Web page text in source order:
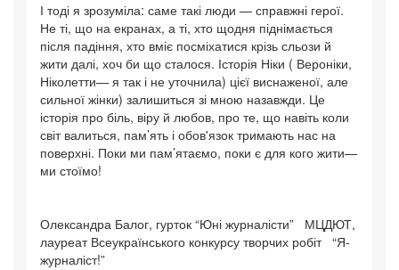
І тоді я зрозуміла: саме такі люди — справжні герої.
Не ті, що на екранах, а ті, хто щодня піднімається
після падіння, хто вміє посміхатися крізь сльози й
жити далі, хоч би що сталося. Історія Ніки ( Вероніки,
Ніколетти— я так і не уточнила) цієї виснаженої, але
сильної жінки) залишиться зі мною назавжди. Це
історія про біль, віру й любов, про те, що навіть коли
світ валиться, пам’ять і обов'язок тримають нас на
поверхні. Поки ми пам’ятаємо, поки є для кого жити—
ми стоїмо!
Олександра Балог, гурток “Юні журналісти” МЦДЮТ,
лауреат Всеукраїнського конкурсу творчих робіт “Я-
журналіст!”